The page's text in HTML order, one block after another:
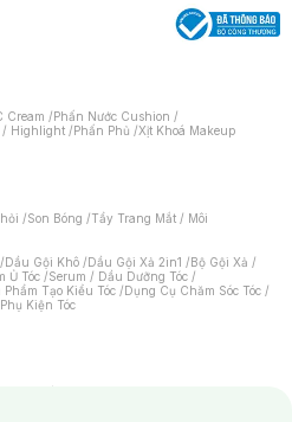
Cream /Phấn Nước Cushion /
/ Highlight /Phấn Phủ /Xịt Khoá Makeup
/Son Bóng /Tẩy Trang Mắt / Môi
/Dầu Gội Khô /Dầu Gội Xả 2in1 /Bộ Gội Xả /
Ủ Tóc /Serum / Dầu Dưỡng Tóc /
Phẩm Tạo Kiểu Tóc /Dụng Cụ Chăm Sóc Tóc /
Phụ Kiện Tóc